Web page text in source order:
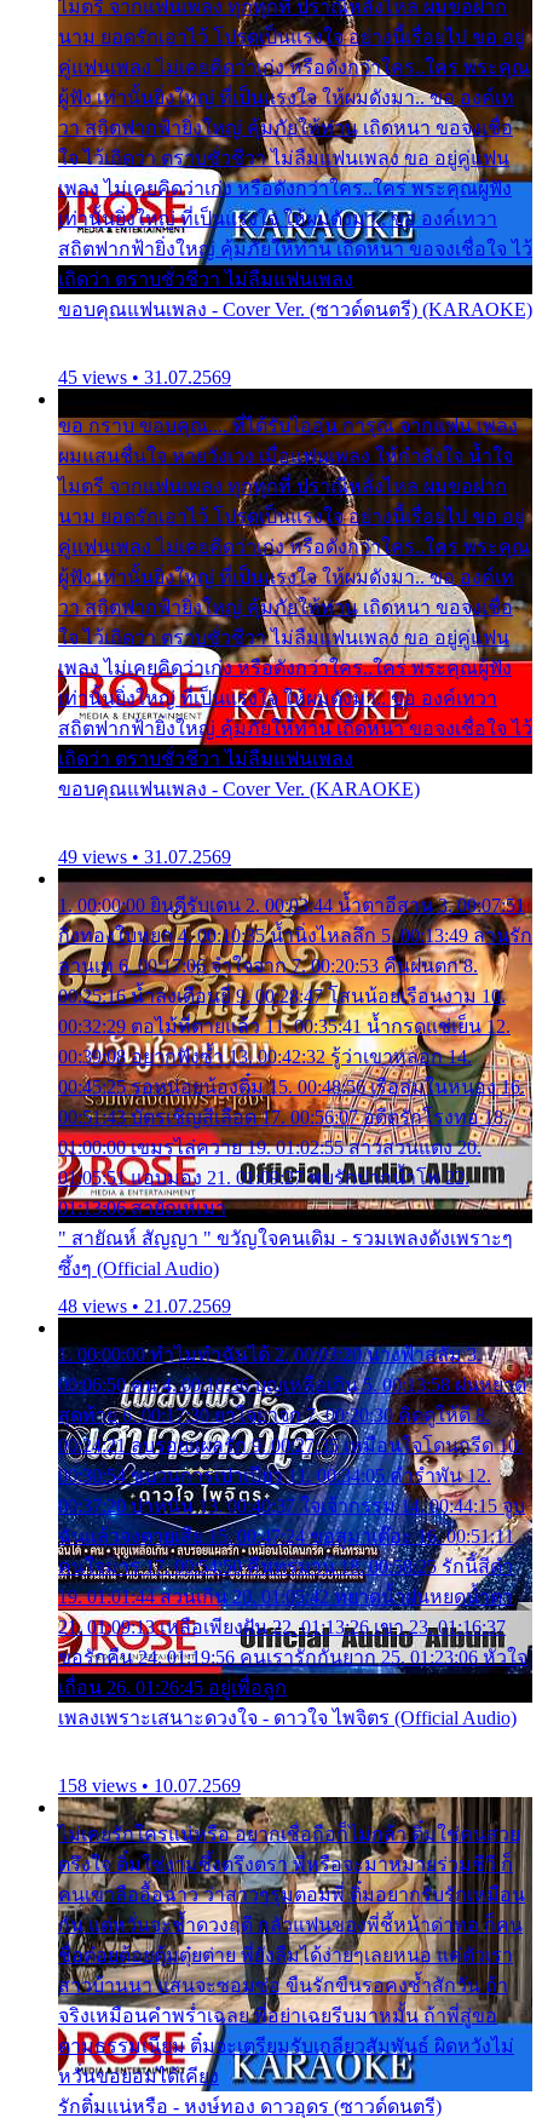
ไมตรี จากแฟนเพลง ทุกทุกที่ ปราณีหลั่งไหล ผมขอฝาก
นาม ยอดรักเอาไว้ โปรดเป็นแรงใจ อย่างนี้เรื่อยไป ขอ อยู่
คู่แฟนเพลง ไม่เคยคิดว่าเก่ง หรือดังกว่าใคร..ใคร พระคุณ
ผู้ฟัง เท่านั้นยิ่งใหญ่ ที่เป็นแรงใจ ให้ผมดังมา.. ขอ องค์เท
วา สถิตฟากฟ้ายิ่งใหญ่ คุ้มภัยให้ท่าน เถิดหนา ขอจงเชื่อ
ใจ ไว้เถิดว่า ตราบชั่วชีวา ไม่ลืมแฟนเพลง ขอ อยู่คู่แฟน
เพลง ไม่เคยคิดว่าเก่ง หรือดังกว่าใคร..ใคร พระคุณผู้ฟัง
เท่านั้นยิ่งใหญ่ ที่เป็นแรงใจ ให้ผมดังมา.. ขอ องค์เทวา
สถิตฟากฟ้ายิ่งใหญ่ คุ้มภัยให้ท่าน เถิดหนา ขอจงเชื่อใจ ไว้
เถิดว่า ตราบชั่วชีวา ไม่ลืมแฟนเพลง
ขอบคุณแฟนเพลง - Cover Ver. (ซาวด์ดนตรี) (KARAOKE)
45 views • 31.07.2569
ขอ กราบ ขอบคุณ.... ที่ได้รับไออุ่น การุณ จากแฟน เพลง
ผมแสนชื่นใจ หายวังเวง เมื่อแฟนเพลง ให้กำลังใจ น้ำใจ
ไมตรี จากแฟนเพลง ทุกทุกที่ ปราณีหลั่งไหล ผมขอฝาก
นาม ยอดรักเอาไว้ โปรดเป็นแรงใจ อย่างนี้เรื่อยไป ขอ อยู่
คู่แฟนเพลง ไม่เคยคิดว่าเก่ง หรือดังกว่าใคร..ใคร พระคุณ
ผู้ฟัง เท่านั้นยิ่งใหญ่ ที่เป็นแรงใจ ให้ผมดังมา.. ขอ องค์เท
วา สถิตฟากฟ้ายิ่งใหญ่ คุ้มภัยให้ท่าน เถิดหนา ขอจงเชื่อ
ใจ ไว้เถิดว่า ตราบชั่วชีวา ไม่ลืมแฟนเพลง ขอ อยู่คู่แฟน
เพลง ไม่เคยคิดว่าเก่ง หรือดังกว่าใคร..ใคร พระคุณผู้ฟัง
เท่านั้นยิ่งใหญ่ ที่เป็นแรงใจ ให้ผมดังมา.. ขอ องค์เทวา
สถิตฟากฟ้ายิ่งใหญ่ คุ้มภัยให้ท่าน เถิดหนา ขอจงเชื่อใจ ไว้
เถิดว่า ตราบชั่วชีวา ไม่ลืมแฟนเพลง
ขอบคุณแฟนเพลง - Cover Ver. (KARAOKE)
49 views • 31.07.2569
1. 00:00:00 ยินดีรับเดน 2. 00:03:44 น้ำตาอีสาน 3. 00:07:51
กิ่งทองใบหยก 4. 00:10:35 น้ำนิ่งไหลลึก 5. 00:13:49 ลานรัก
ลานเท 6. 00:17:06 จำใจจาก 7. 00:20:53 คืนฝนตก 8.
00:25:16 น้ำลงเดือนยี่ 9. 00:28:47 โสนน้อยเรือนงาม 10.
00:32:29 ตอไม้ที่ตายแล้ว 11. 00:35:41 น้ำกรดแช่เย็น 12.
00:39:08 อยากฟังซ้ำ 13. 00:42:32 รู้ว่าเขาหลอก 14.
00:45:25 รอหน่อยน้องติ๋ม 15. 00:48:56 เรือล่มในหนอง 16.
00:51:43 บัตรเชิญสีเลือด 17. 00:56:07 อดีตรักโรงทอ 18.
01:00:00 เขมรไล่ควาย 19. 01:02:55 สาวสวนแตง 20.
01:05:51 แอบมอง 21. 01:09:27 พบรักปากน้ำโพ 22.
01:13:06 สายัณห์เมา
" สายัณห์ สัญญา " ขวัญใจคนเดิม - รวมเพลงดังเพราะๆ
ซึ้งๆ (Official Audio)
48 views • 21.07.2569
1. 00:00:00 ทำไมทำฉันได้ 2. 00:03:20 นางฟ้าสลัม 3.
00:06:50 คน 4. 00:10:36 บุญเหลือเกิน 5. 00:13:58 ฝนหยาด
สุดท้าย 6. 00:17:30 ยาใจยาจก 7. 00:20:30 คิดดูให้ดี 8.
00:24:21 ลบรอยแผลรัก 9. 00:27:35 เหมือนใจโดนกรีด 10.
00:30:54 ขบวนการเปาเปียว 11. 00:34:05 คำรำพัน 12.
00:37:20 ปาหนัน 13. 00:40:37 ใจเจ้ากรรม 14. 00:44:15 จูบ
ฉันแล้วจงตายเสีย 15. 00:47:24 ขอสูมาเต๊อะ 16. 00:51:11
คนใจมาร 17. 00:54:50 คืนทรมาน 18. 00:58:25 รักนี้สีดำ
19. 01:01:44 ส่วนเกิน 20. 01:05:42 หยาดน้ำฝนหยดน้ำตา
21. 01:09:13 เหลือเพียงฝัน 22. 01:13:26 เขา 23. 01:16:37
ขอรักคืน 24. 01:19:56 คนเรารักกันยาก 25. 01:23:06 หัวใจ
เถื่อน 26. 01:26:45 อยู่เพื่อลูก
เพลงเพราะเสนาะดวงใจ - ดาวใจ ไพจิตร (Official Audio)
158 views • 10.07.2569
ไม่เคยรักใครแน่หรือ อยากเชื่อถือก็ไม่กล้า ติ๋มใช่คนสวย
ตรึงใจ ติ๋มใช่งามซึ้งตรึงตรา พี่หรือจะมาหมายร่วมชีวี ก็
คนเขาลืออื้อฉาว ว่าสาวๆรุมตอมพี่ ติ๋มอยากรับรักเหมือน
กัน แต่หวั่นจะช้ำดวงฤดี กลัวแฟนของพี่ชี้หน้าด่าทอ ก็คน
ชื่อต๋อยต้อยตุ้มตุ๋ยต่าย พี่ยังลืมได้ง่ายๆเลยหนอ แค่ตัวเรา
สาวบ้านนา แสนจะซอมซ่อ ขืนรักขืนรอคงช้ำสักวัน ถ้า
จริงเหมือนคำพร่ำเฉลย พี่อย่าเฉยรีบมาหมั้น ถ้าพี่สู่ขอ
ตามธรรมเนียม ติ๋มจะเตรียมรับเกลียวสัมพันธ์ ผิดหวังไม่
หวั่นขอยอมได้เคียง
รักติ๋มแน่หรือ - หงษ์ทอง ดาวอุดร (ซาวด์ดนตรี)